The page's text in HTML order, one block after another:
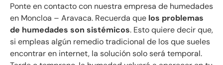
Ponte en contacto con nuestra empresa de humedades
en Moncloa – Aravaca. Recuerda que los problemas
de humedades son sistémicos. Esto quiere decir que,
si empleas algún remedio tradicional de los que sueles
encontrar en internet, la solución solo será temporal.